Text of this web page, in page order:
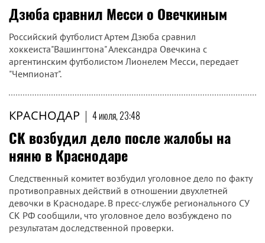
Дзюба сравнил Месси о Овечкиным
Российский футболист Артем Дзюба сравнил
хоккеиста"Вашингтона" Александра Овечкина с
аргентинским футболистом Лионелем Месси, передает
"Чемпионат".
КРАСНОДАР | 4 июля, 23:48
СК возбудил дело после жалобы на
няню в Краснодаре
Следственный комитет возбудил уголовное дело по факту
противоправных действий в отношении двухлетней
девочки в Краснодаре. В пресс-службе регионального СУ
СК РФ сообщили, что уголовное дело возбуждено по
результатам доследственной проверки.